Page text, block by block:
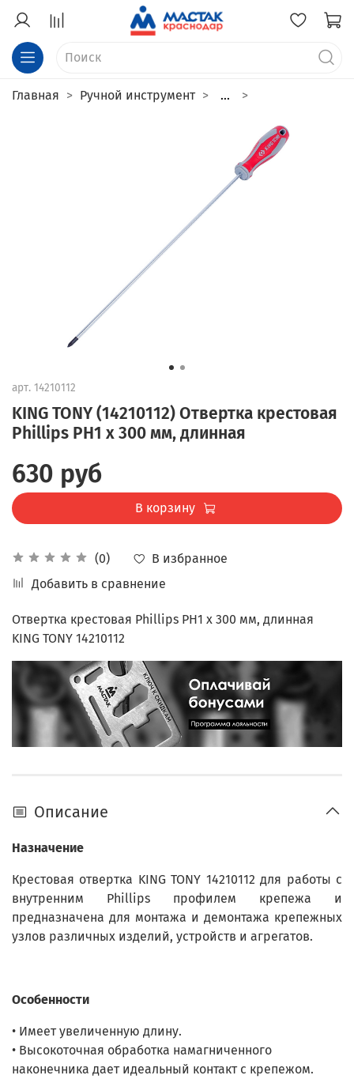
Главная Ручной инструмент ...
арт. 14210112
KING TONY (14210112) Отвертка крестовая
Phillips PH1 x 300 мм, длинная
(0)
В избранное
Добавить в сравнение
630 руб
В корзину
Отвертка крестовая Phillips PH1 x 300 мм, длинная
KING TONY 14210112
Описание
Назначение
Крестовая отвертка KING TONY 14210112 для работы с
внутренним Phillips профилем крепежа и
предназначена для монтажа и демонтажа крепежных
узлов различных изделий, устройств и агрегатов.
Особенности
• Имеет увеличенную длину.
• Высокоточная обработка намагниченного
наконечника дает идеальный контакт с крепежом.